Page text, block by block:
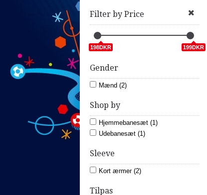
Filter by Price
198DKR 199DKR
Gender
Mænd (2)
Shop by
Hjemmebanesæt (1)
Udebanesæt (1)
Sleeve
Kort ærmer (2)
Tilpas